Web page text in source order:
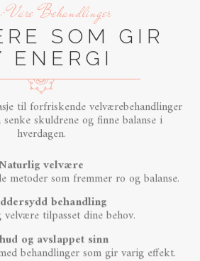
Våre Behandlinger
SOM GIR
ENERGI
til forfriskende velværebehandlinger
skuldrene og finne balanse i
hverdagen.
velvære
metoder som fremmer ro og balanse.
behandling
velvære tilpasset dine behov.
og avslappet sinn
behandlinger som gir varig effekt.